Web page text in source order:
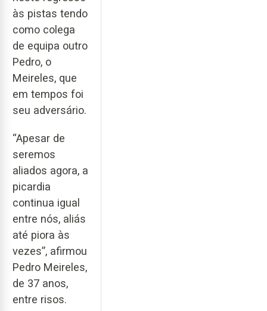
às pistas tendo
como colega
de equipa outro
Pedro, o
Meireles, que
em tempos foi
seu adversário.
“Apesar de
seremos
aliados agora, a
picardia
continua igual
entre nós, aliás
até piora às
vezes”, afirmou
Pedro Meireles,
de 37 anos,
entre risos.